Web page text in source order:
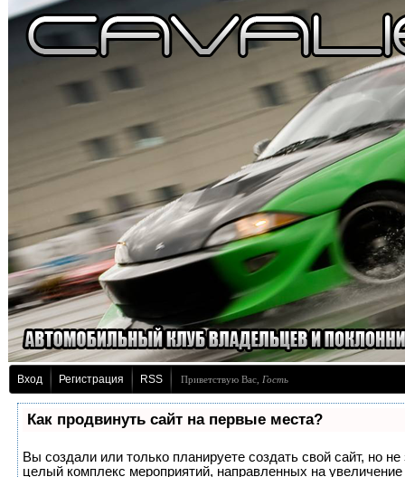
Вход Регистрация RSS Приветствую Вас Гость
Как продвинуть сайт на первые места?
Вы создали или только планируете создать свой сайт, но
целый комплекс мероприятий, направленных на